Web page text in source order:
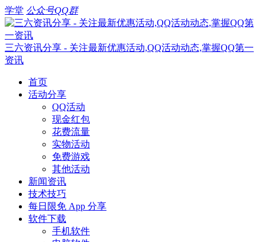
学堂 公众号QQ群
三六资讯分享 - 关注最新优惠活动,QQ活动动态,掌握QQ第一
资讯
首页
活动分享
QQ活动
现金红包
花费流量
实物活动
免费游戏
其他活动
新闻资讯
技术技巧
每日限免 App 分享
软件下载
手机软件